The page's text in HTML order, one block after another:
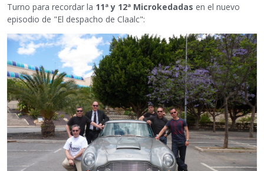
Turno para recordar la 11ª y 12ª Microkedadas en el nuevo
episodio de "El despacho de Claalc":